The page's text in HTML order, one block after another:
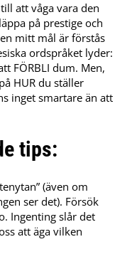
att våga vara den
på prestige och
mitt mål är förstås
ordspråket lyder:
FÖRBLI dum. Men,
HUR du ställer
inget smartare än att
tips:
(även om
ser det). Försök
Ingenting slår det
att äga vilken